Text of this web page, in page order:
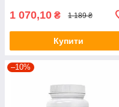
1 070,10 ₴ 1 189 ₴
Купити
–10%